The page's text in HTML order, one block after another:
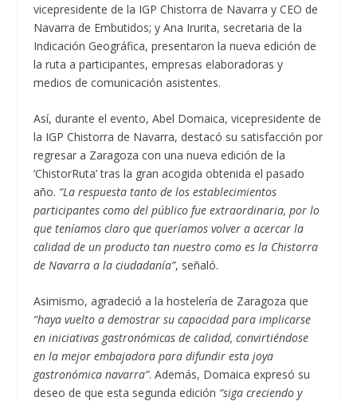
vicepresidente de la IGP Chistorra de Navarra y CEO de
Navarra de Embutidos; y Ana Irurita, secretaria de la
Indicación Geográfica, presentaron la nueva edición de
la ruta a participantes, empresas elaboradoras y
medios de comunicación asistentes.
Así, durante el evento, Abel Domaica, vicepresidente de
la IGP Chistorra de Navarra, destacó su satisfacción por
regresar a Zaragoza con una nueva edición de la
‘ChistorRuta’ tras la gran acogida obtenida el pasado
año. “La respuesta tanto de los establecimientos
participantes como del público fue extraordinaria, por lo
que teníamos claro que queríamos volver aacercar la
calidad de un producto tan nuestro como es la Chistorra
de Navarraa la ciudadanía”, señaló.
Asimismo, agradeció a la hostelería de Zaragoza que
“haya vuelto a demostrar su capacidad para implicarse
en iniciativas gastronómicas de calidad, convirtiéndose
en la mejor embajadora para difundir esta joya
gastronómica navarra”. Además, Domaica expresó su
deseo de que esta segunda edición “siga creciendo y